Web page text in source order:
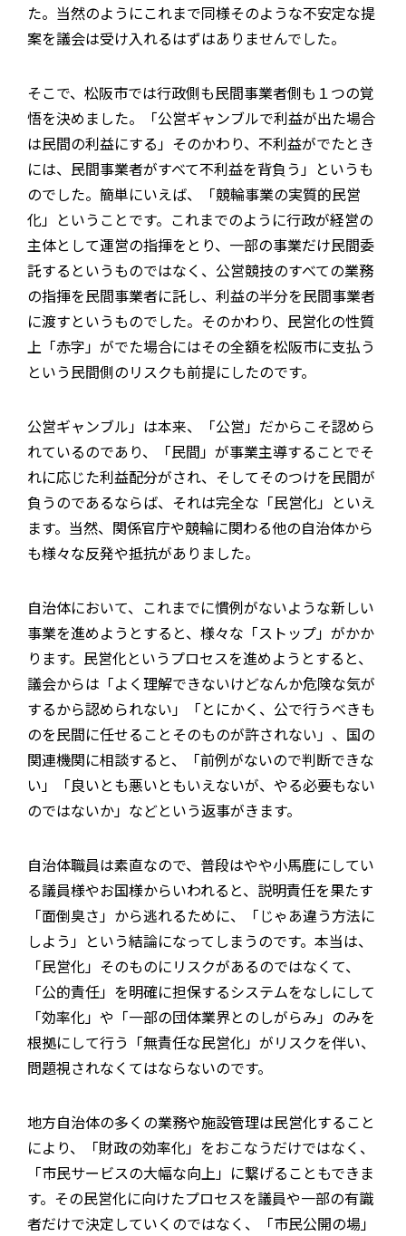
た。当然のようにこれまで同様そのような不安定な提
案を議会は受け入れるはずはありませんでした。
そこで、松阪市では行政側も民間事業者側も１つの覚
悟を決めました。「公営ギャンブルで利益が出た場合
は民間の利益にする」そのかわり、不利益がでたとき
には、民間事業者がすべて不利益を背負う」というも
のでした。簡単にいえば、「競輪事業の実質的民営
化」ということです。これまでのように行政が経営の
主体として運営の指揮をとり、一部の事業だけ民間委
託するというものではなく、公営競技のすべての業務
の指揮を民間事業者に託し、利益の半分を民間事業者
に渡すというものでした。そのかわり、民営化の性質
上「赤字」がでた場合にはその全額を松阪市に支払う
という民間側のリスクも前提にしたのです。
公営ギャンブル」は本来、「公営」だからこそ認めら
れているのであり、「民間」が事業主導することでそ
れに応じた利益配分がされ、そしてそのつけを民間が
負うのであるならば、それは完全な「民営化」といえ
ます。当然、関係官庁や競輪に関わる他の自治体から
も様々な反発や抵抗がありました。
自治体において、これまでに慣例がないような新しい
事業を進めようとすると、様々な「ストップ」がかか
ります。民営化というプロセスを進めようとすると、
議会からは「よく理解できないけどなんか危険な気が
するから認められない」「とにかく、公で行うべきも
のを民間に任せることそのものが許されない」、国の
関連機関に相談すると、「前例がないので判断できな
い」「良いとも悪いともいえないが、やる必要もない
のではないか」などという返事がきます。
自治体職員は素直なので、普段はやや小馬鹿にしてい
る議員様やお国様からいわれると、説明責任を果たす
「面倒臭さ」から逃れるために、「じゃあ違う方法に
しよう」という結論になってしまうのです。本当は、
「民営化」そのものにリスクがあるのではなくて、
「公的責任」を明確に担保するシステムをなしにして
「効率化」や「一部の団体業界とのしがらみ」のみを
根拠にして行う「無責任な民営化」がリスクを伴い、
問題視されなくてはならないのです。
地方自治体の多くの業務や施設管理は民営化すること
により、「財政の効率化」をおこなうだけではなく、
「市民サービスの大幅な向上」に繋げることもできま
す。その民営化に向けたプロセスを議員や一部の有識
者だけで決定していくのではなく、「市民公開の場」